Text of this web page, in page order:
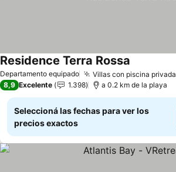
Departamento equipado Villas con piscina privada
Residence Terra Rossa
8,9 Excelente 1.398 a 0.2 km de la playa
Seleccioná las fechas para ver los
precios exactos